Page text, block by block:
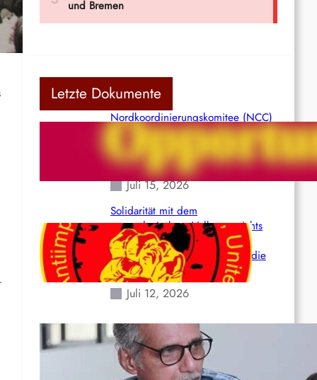
Letzte Dokumente
Nordkoordinierungskomitee (NCC)
der Kommunistischen Partei Indiens
(Maoistisch): Postmoderner
Opportunismus
Juli 15, 2026
Solidarität mit dem
venezolanischem Volk angesichts
der verlorenen Leben und der
katastrophalen Situation durch die
Erdbeben des 24. Juni!
Juli 12, 2026
Indien: „Die Politik der
Kapitulation“ von K. Murali (Ajith)
Juli 1, 2026